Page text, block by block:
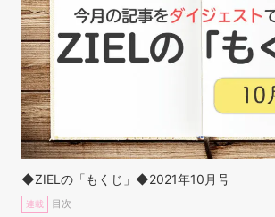
◆ZIELの「もくじ」◆2021年10月号
連載 目次